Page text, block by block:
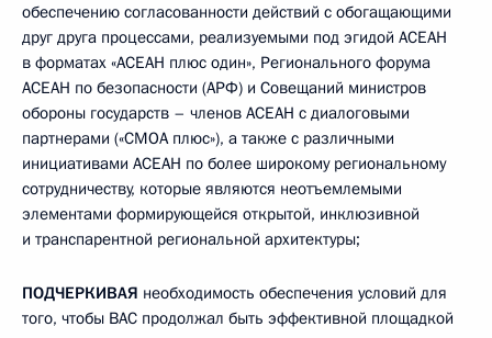
обеспечению согласованности действий с обогащающими
друг друга процессами, реализуемыми под эгидой АСЕАН
в форматах «АСЕАН плюс один», Регионального форума
АСЕАН по безопасности (АРФ) и Совещаний министров
обороны государств – членов АСЕАН с диалоговыми
партнерами («СМОА плюс»), а также с различными
инициативами АСЕАН по более широкому региональному
сотрудничеству, которые являются неотъемлемыми
элементами формирующейся открытой, инклюзивной
и транспарентной региональной архитектуры;
ПОДЧЕРКИВАЯ необходимость обеспечения условий для
того, чтобы ВАС продолжал быть эффективной площадкой